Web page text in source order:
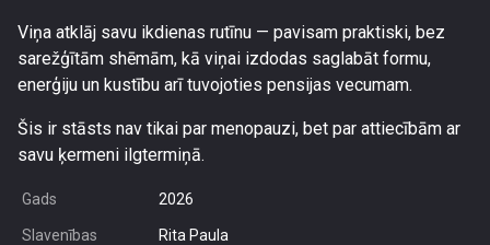
Viņa atklāj savu ikdienas rutīnu — pavisam praktiski, bez
sarežģītām shēmām, kā viņai izdodas saglabāt formu,
enerģiju un kustību arī tuvojoties pensijas vecumam.
Šis ir stāsts nav tikai par menopauzi, bet par attiecībām ar
savu ķermeni ilgtermiņā.
Gads 2026
Slavenības Rita Paula